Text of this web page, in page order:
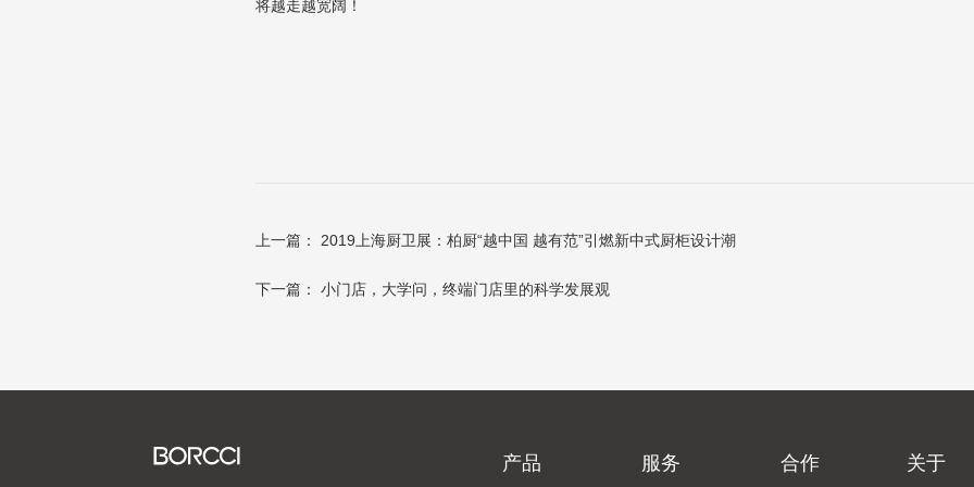
将越走越宽阔 ！
上一篇： 2019上海厨卫展：柏厨“越中国 越有范”引燃新中式厨柜设计潮
下一篇：小门店，大学问，终端门店里的科学发展观
产品 服务 合作 关于